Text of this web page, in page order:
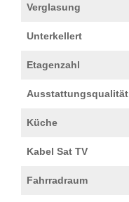
Verglasung
Unterkellert
Etagenzahl
Ausstattungsqualität
Küche
Kabel Sat TV
Fahrradraum